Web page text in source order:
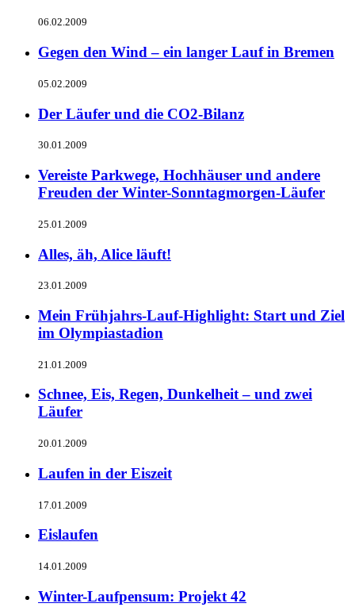
06.02.2009
Gegen den Wind – ein langer Lauf in Bremen
05.02.2009
Der Läufer und die CO2-Bilanz
30.01.2009
Vereiste Parkwege, Hochhäuser und andere
Freuden der Winter-Sonntagmorgen-Läufer
25.01.2009
Alles, äh, Alice läuft!
23.01.2009
Mein Frühjahrs-Lauf-Highlight: Start und Ziel
im Olympiastadion
21.01.2009
Schnee, Eis, Regen, Dunkelheit – und zwei
Läufer
20.01.2009
Laufen in der Eiszeit
17.01.2009
Eislaufen
14.01.2009
Winter-Laufpensum: Projekt 42